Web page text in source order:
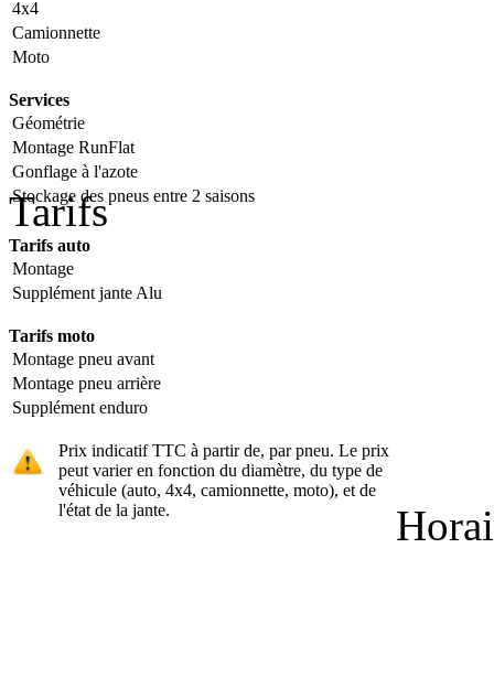
4x4
Camionnette
Moto
Services
Géométrie
Montage RunFlat
Gonflage à l'azote
Stockage des pneus entre 2 saisons
Tarifs
Tarifs auto
Montage
Supplément jante Alu
Tarifs moto
Montage pneu avant
Montage pneu arrière
Supplément enduro
Prix indicatif TTC à partir de, par pneu. Le prix
peut varier en fonction du diamètre, du type de
véhicule (auto, 4x4, camionnette, moto), et de
l'état de la jante.